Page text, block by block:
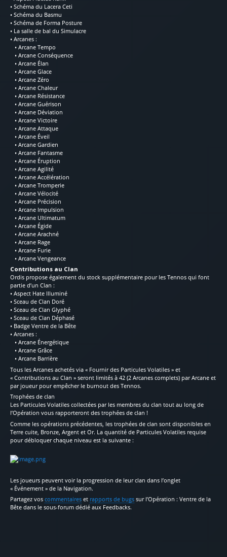
• Schéma du Lacera Ceti
• Schéma du Basmu
• Schéma de Forma Posture
• La salle de bal du Simulacre
• Arcanes :
• Arcane Tempo
• Arcane Conséquence
• Arcane Élan
• Arcane Glace
• Arcane Zéro
• Arcane Chaleur
• Arcane Résistance
• Arcane Guérison
• Arcane Déviation
• Arcane Victoire
• Arcane Attaque
• Arcane Éveil
• Arcane Gardien
• Arcane Fantasme
• Arcane Éruption
• Arcane Agilité
• Arcane Accélération
• Arcane Tromperie
• Arcane Vélocité
• Arcane Précision
• Arcane Impulsion
• Arcane Ultimatum
• Arcane Égide
• Arcane Arachné
• Arcane Rage
• Arcane Furie
• Arcane Vengeance
Contributions au Clan
Ordis propose également du stock supplémentaire pour les Tennos qui font
partie d’un Clan :
• Aspect Hate Illuminé
• Sceau de Clan Doré
• Sceau de Clan Glyphé
• Sceau de Clan Déphasé
• Badge Ventre de la Bête
• Arcanes :
• Arcane Énergétique
• Arcane Grâce
• Arcane Barrière
Tous les Arcanes achetés via « Fournir des Particules Volatiles » et
« Contributions au Clan » seront limités à 42 (2 Arcanes complets) par Arcane et
par joueur pour empêcher le burnout des Tennos.
Trophées de clan
Les Particules Volatiles collectées par les membres du clan tout au long de
l’Opération vous rapporteront des trophées de clan !
Comme les opérations précédentes, les trophées de clan sont disponibles en
Terre cuite, Bronze, Argent et Or. La quantité de Particules Volatiles requise
pour débloquer chaque niveau est la suivante :
Les joueurs peuvent voir la progression de leur clan dans l’onglet
« Événement » de la Navigation.
Partagez vos commentaires et rapports de bugs sur l’Opération : Ventre de la
Bête dans le sous-forum dédié aux Feedbacks.